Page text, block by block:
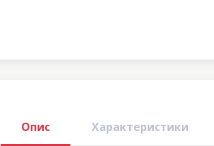
Опис Характеристики